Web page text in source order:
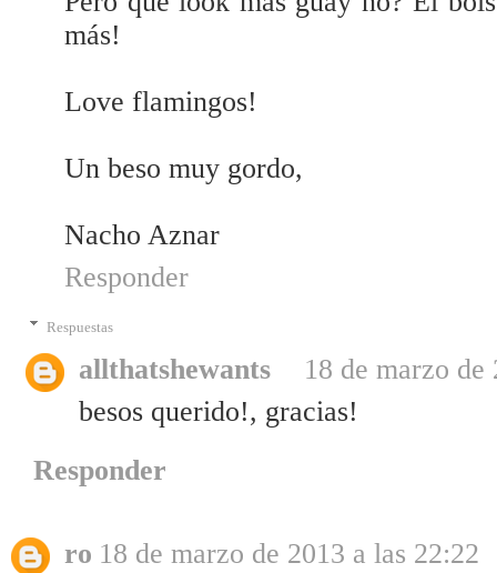
más!
Love flamingos!
Un beso muy gordo,
Nacho Aznar
Responder
Respuestas
allthatshewants
18 de marzo de
besos querido!, gracias!
Responder
ro 18 de marzo de 2013 a las 22:22